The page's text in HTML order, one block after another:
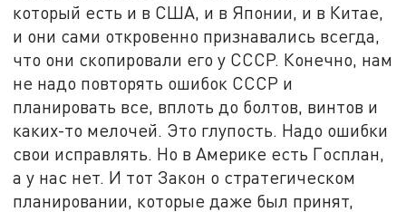
который есть и в США, и в Японии, и в Китае,
и они сами откровенно признавались всегда,
что они скопировали его у СССР. Конечно, нам
не надо повторять ошибок СССР и
планировать все, вплоть до болтов, винтов и
каких-то мелочей. Это глупость. Надо ошибки
свои исправлять. Но в Америке есть Госплан,
а у нас нет. И тот Закон о стратегическом
планировании, которые даже был принят,